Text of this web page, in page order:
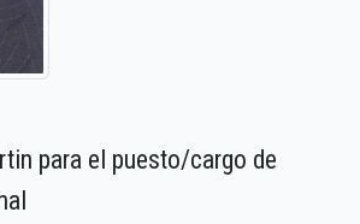
para el puesto/cargo de